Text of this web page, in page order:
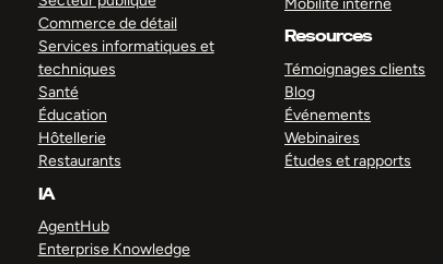
Commerce de détail
Services informatiques et
techniques
Santé
Éducation
Hôtellerie
Restaurants
IA
AgentHub
Enterprise Knowledge
Resources
Témoignages clients
Blog
Événements
Webinaires
Études et rapports